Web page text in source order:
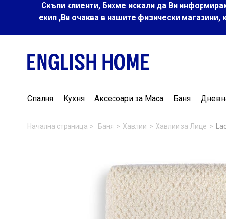
Скъпи клиенти, Бихме искали да Ви
екип ,Ви очаква в нашите физически
Спалня Кухня Аксесоари за Маса Баня
Начална страница Баня Хавлии Хавлии за Лице